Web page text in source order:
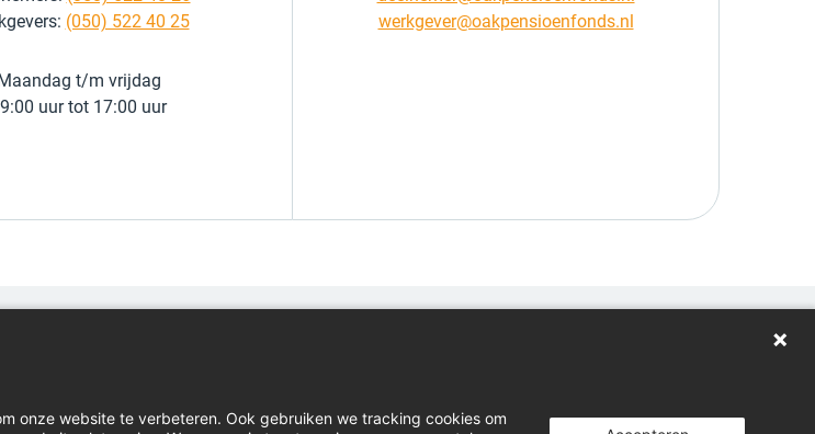
(050) 522 40 25
t/m vrijdag
uur tot 17:00 uur
werkgever@oakpensioenfonds.nl
Actueel
Klacht indienen
onze website te verbeteren. Ook gebruiken we tracking cookies om